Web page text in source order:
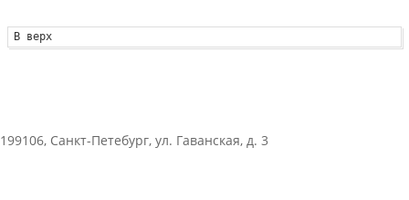
В верх
199106, Санкт-Петебург, ул. Гаванская, д. 3